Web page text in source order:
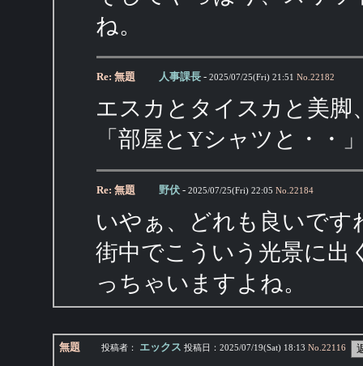
ね。
Re: 無題 人事課長 - 2025/07/25(Fri) 21:51 No. 22182
エスカとタイスカと美
「部屋とYシャツと・・
Re: 無題 野伏 - 2025/07/25(Fri) 22:05 No. 22184
いやぁ、どれも良いです
街中でこういう光景に出
っちゃいますよね。
無題 投稿者： エックス 投稿日： 2025/07/19(Sat) 18:13 No. 22116